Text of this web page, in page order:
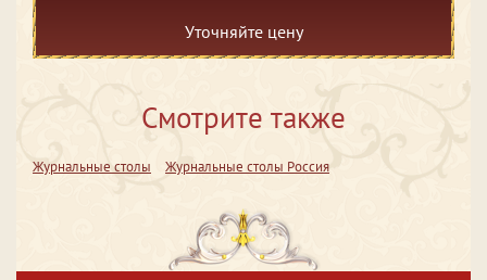
Уточняйте цену
Смотрите также
Журнальные столы Журнальные столы Россия